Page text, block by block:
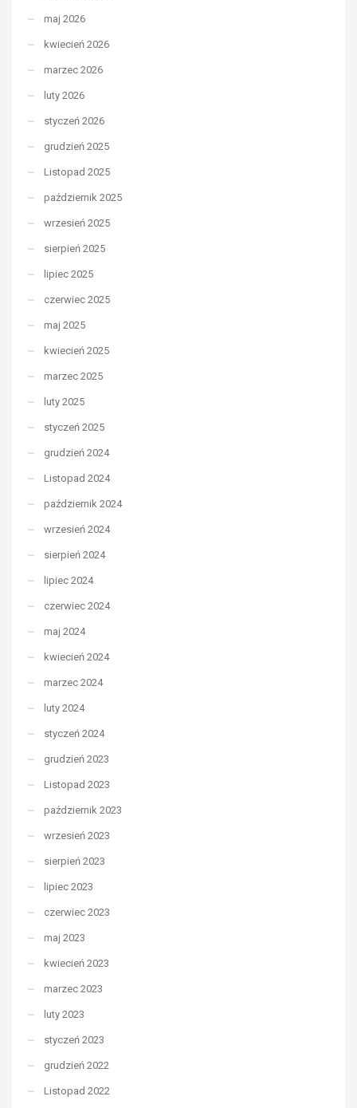
maj 2026
kwiecień 2026
marzec 2026
luty 2026
styczeń 2026
grudzień 2025
Listopad 2025
październik 2025
wrzesień 2025
sierpień 2025
lipiec 2025
czerwiec 2025
maj 2025
kwiecień 2025
marzec 2025
luty 2025
styczeń 2025
grudzień 2024
Listopad 2024
październik 2024
wrzesień 2024
sierpień 2024
lipiec 2024
czerwiec 2024
maj 2024
kwiecień 2024
marzec 2024
luty 2024
styczeń 2024
grudzień 2023
Listopad 2023
październik 2023
wrzesień 2023
sierpień 2023
lipiec 2023
czerwiec 2023
maj 2023
kwiecień 2023
marzec 2023
luty 2023
styczeń 2023
grudzień 2022
Listopad 2022